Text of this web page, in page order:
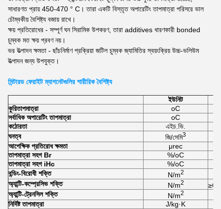
সাধারণত প্রায় 450-470 ° C। তারা একটি বিস্তৃত অপারেটিং তাপমাত্রা পরিসরে ভাল
চৌম্বকীয় বৈশিষ্ট্য বজায় রাখে।
ক্ষয় প্রতিরোধের - সম্পূর্ণ ঘন সিরামিক উপকরণ, তারা additives ধারণকারী bonded
চুম্বক মত ক্ষয় প্রবণ নয়।
ভর উত্পাদন ক্ষমতা - ছাঁচনির্মাণ প্রক্রিয়া জটিল চুম্বক জ্যামিতির স্বয়ংক্রিয় উচ্চ-ভলিউম
উত্পাদন জন্য উপযুক্ত।
সিন্টারড ফেরাইট ম্যাগনেটগুলির শারীরিক বৈশিষ্ট্য
ইউনিট
কুরিতাপমাত্রা
oC
সর্বাধিক অপারেটিং তাপমাত্রা
oC
কঠোরতা
এইচ.ভি.
ঘনত্ব
জি/সেমি3
আপেক্ষিক প্রতিরোধ ক্ষমতা
μrec
তাপমাত্রা সহগ Br
%/oC
তাপমাত্রা সহগ iHc
%/oC
বন্ডিং-বিরোধী শক্তি
N/m2
অ্যান্টি-কম্প্রেসিভ শক্তি N/m2
অ্যান্টি-ট্রেনসিল শক্তি
N/m2
নির্দিষ্ট তাপমাত্রা
J/kg·K